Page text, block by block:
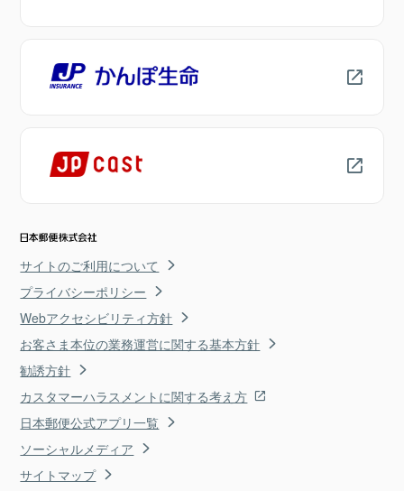
サイトのご利用について
プライバシーポリシー
Webアクセシビリティ方針
お客さま本位の業務運営に関する基本方針
勧誘方針
カスタマーハラスメントに関する考え方
日本郵便公式アプリ一覧
ソーシャルメディア
サイトマップ